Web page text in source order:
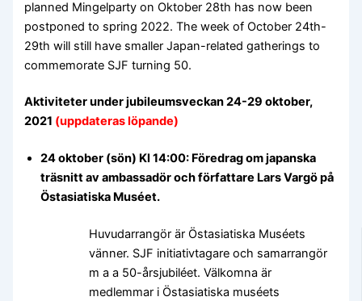
planned Mingelparty on Oktober 28th has now been
postponed to spring 2022. The week of October 24th-
29th will still have smaller Japan-related gatherings to
commemorate SJF turning 50.
Aktiviteter under jubileumsveckan 24-29 oktober,
2021 (uppdateras löpande)
24 oktober (sön) Kl 14:00: Föredrag om japanska
träsnitt av ambassadör och författare LarsVargö på
Östasiatiska Muséet.
Huvudarrangör är Östasiatiska Muséets
vänner. SJF initiativtagare och samarrangör
m a a 50-årsjubiléet. Välkomna är
medlemmar i Östasiatiska muséets